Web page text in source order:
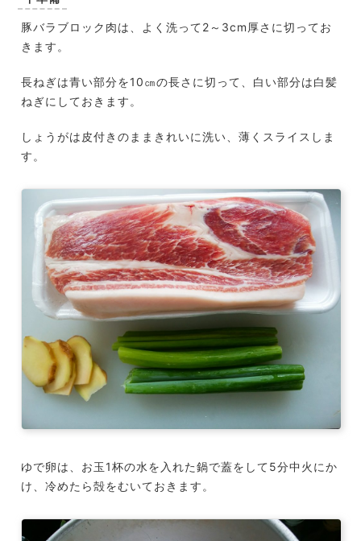
豚バラブロック肉は、よく洗って2～3cm厚さに切ってお
きます。
長ねぎは青い部分を10㎝の長さに切って、白い部分は白髪
ねぎにしておきます。
しょうがは皮付きのままきれいに洗い、薄くスライスしま
す。
ゆで卵は、お玉1杯の水を入れた鍋で蓋をして5分中火にか
け、冷めたら殻をむいておきます。